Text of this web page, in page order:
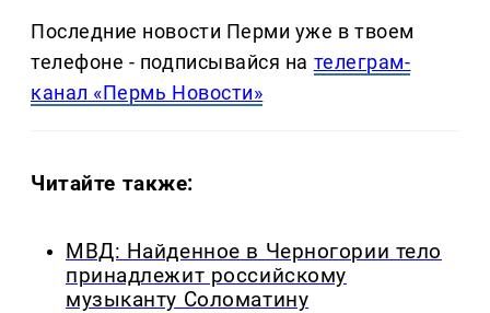
Последние новости Перми уже в твоем
телефоне - подписывайся на телеграм-
канал «Пермь Новости»
Читайте также:
МВД: Найденное в Черногории тело
принадлежит российскому
музыканту Соломатину